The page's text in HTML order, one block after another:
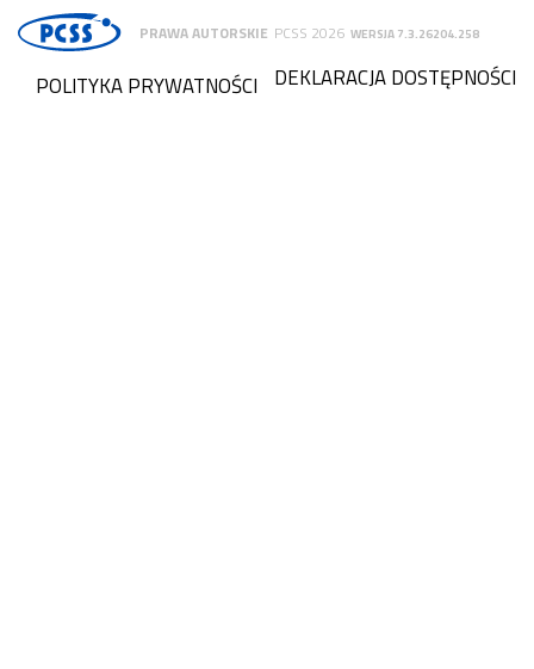
PRAWA AUTORSKIE PCSS 2026 WERSJA 7.3.26204.258
DEKLARACJA DOSTĘPNOŚCI
POLITYKA PRYWATNOŚCI